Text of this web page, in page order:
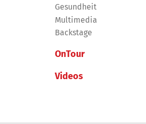
Gesundheit
Multimedia
Backstage
OnTour
Videos